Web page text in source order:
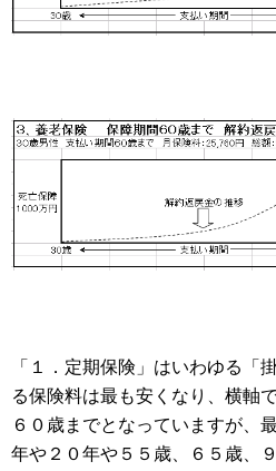
「１．定期保険」はいわゆる「
る保険料は最も安くなり、横軸
６０歳までとなっていますが、
年や２０年や５５歳、６５歳、